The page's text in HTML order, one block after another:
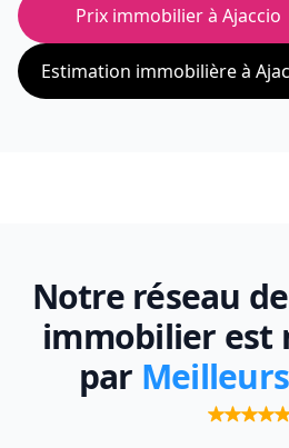
Prix immobilier à Ajaccio
Estimation immobilière à
Notre réseau
immobilier est
par